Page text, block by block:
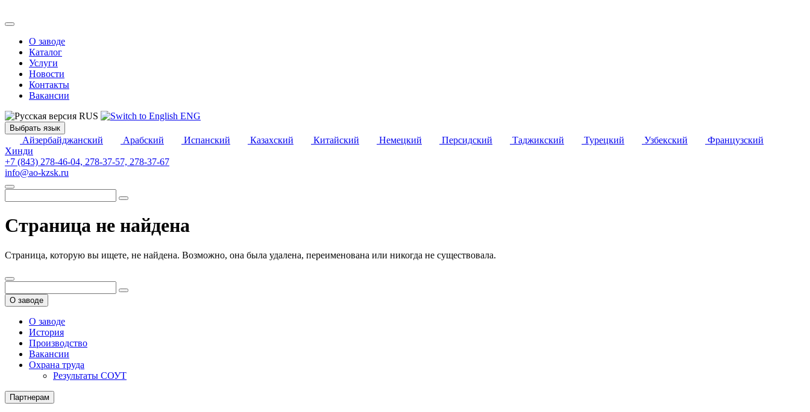
О заводе
Каталог
Услуги
Новости
Контакты
Вакансии
RUS
ENG
Выбрать язык
Айзербайджанский Арабский Испанский Казахский Китайский Немецкий Персидский Таджикский Турецкий Узбекский
Французский
Хинди
+7 (843) 278-46-04, 278-37-57, 278-37-67
info@ao-kzsk.ru
Страница не найдена
Страница, которую вы ищете, не найдена. Возможно, она была удалена, переименована или никогда не существовала.
О заводе
О заводе
История
Производство
Вакансии
Охрана труда
Результаты СОУТ
Партнерам